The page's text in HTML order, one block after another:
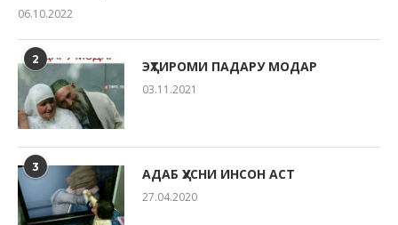
06.10.2022
2 ЭҲТИРОМИ ПАДАРУ МОДАР
03.11.2021
3 АДАБ ҲУСНИ ИНСОН АСТ
27.04.2020